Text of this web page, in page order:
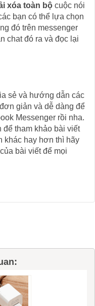
xóa toàn bộ cuộc nói
bạn có thể lựa chọn
đó trên messenger
chat đó ra và đọc lại
sẻ và hướng dẫn các
giản và dễ dàng để
Messenger rồi nha.
tham khảo bài viết
khác hay hơn thì hãy
bài viết để mọi